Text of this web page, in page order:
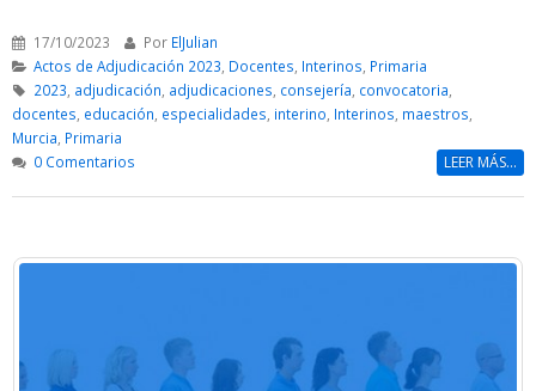
17/10/2023 Por ElJulian
Actos de Adjudicación 2023 Docentes Interinos Primaria
2023 adjudicación adjudicaciones consejería convocatoria
docentes educación especialidades interino Interinos maestros
Murcia Primaria
0 Comentarios
LEER MÁS...